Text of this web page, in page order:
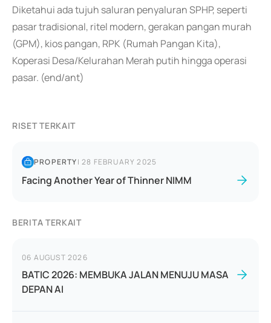
Diketahui ada tujuh saluran penyaluran SPHP, seperti
pasar tradisional, ritel modern, gerakan pangan murah
(GPM), kios pangan, RPK (Rumah Pangan Kita),
Koperasi Desa/Kelurahan Merah putih hingga operasi
pasar. (end/ant)
RISET TERKAIT
PROPERTY|28 FEBRUARY 2025
Facing Another Year of Thinner NIMM
BERITA TERKAIT
06 AUGUST 2026
BATIC 2026: MEMBUKA JALAN MENUJU MASA
DEPAN AI